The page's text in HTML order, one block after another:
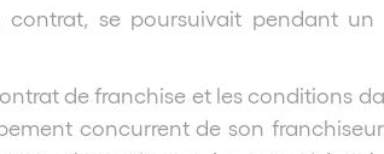
se poursuivait pendant un
de franchise et les conditions
concurrent de son